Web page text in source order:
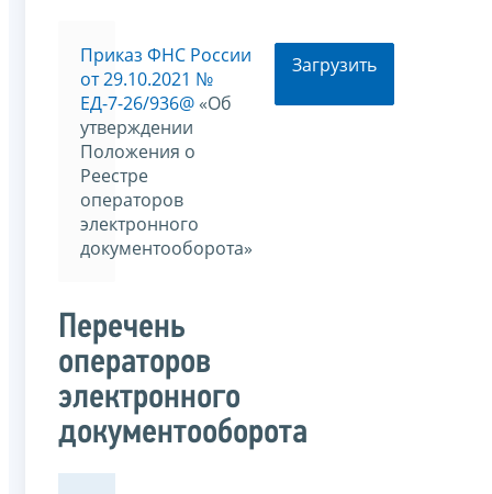
Приказ ФНС России
от 29.10.2021 №
ЕД-7-26/936@ «Об
утверждении
Положения о
Реестре
операторов
электронного
документооборота»
Загрузить
Перечень
операторов
электронного
документооборота